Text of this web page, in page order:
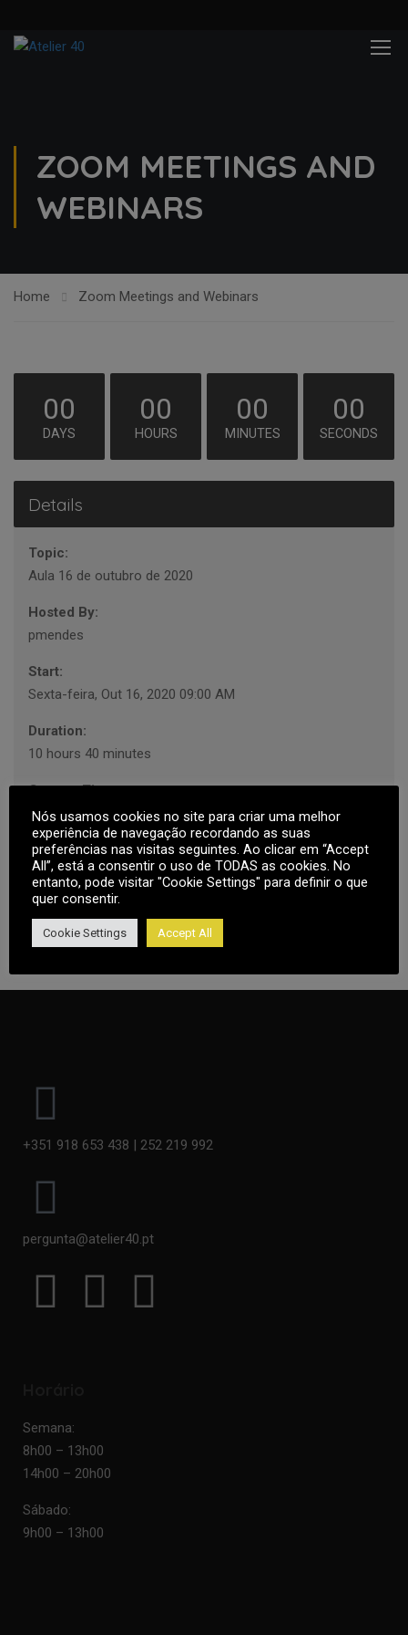
ZOOM MEETINGS AND
WEBINARS
Home Zoom Meetings and Webinars
00
DAYS
00
HOURS
00
MINUTES
00
SECONDS
Details
Topic:
Aula 16 de outubro de 2020
Hosted By:
pmendes
Start:
Sexta-feira, Out 16, 2020 09:00 AM
Duration:
10 hours 40 minutes
Current Timezone:
Europe/Lisbon
Note: Countdown time is shown based on your local
timezone.
+351 918 653 438 | 252 219 992
pergunta@atelier40.pt
Semana:
8h00 – 13h00
14h00 – 20h00
Sábado:
9h00 – 13h00
Nós usamos cookies no site para criar uma melhor
experiência de navegação recordando as suas
preferências nas visitas seguintes. Ao clicar em “Accept
All”, está a consentir o uso de TODAS as cookies. No
entanto, pode visitar "Cookie Settings" para definir o que
quer consentir.
Cookie Settings Accept All